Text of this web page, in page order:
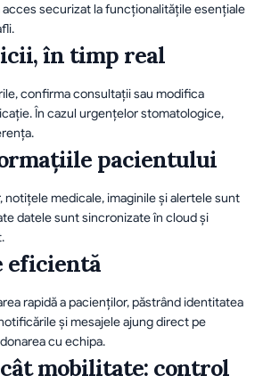
securizat la funcționalitățile esențiale
în timp real
confirma consultații sau modifica
În cazul urgențelor stomatologice,
pacientului
medicale, imaginile și alertele sunt
datele sunt sincronizate în cloud și
eficientă
rapidă a pacienților, păstrând identitatea
și mesajele ajung direct pe
cu echipa.
mobilitate: control